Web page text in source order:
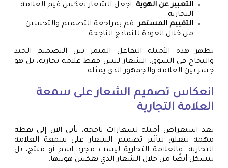
التعبير عن الهوية: اجعل الشعار يعكس قيم العلامة
التجارية.
التقييم المستمر: قم بمراجعة التصميم والتحسين
من خلال العودة للنماذج الناجحة.
تظهر هذه الأمثلة التفاعل المثمر بين التصميم الجيد
والنجاح في السوق. الشعار ليس فقط علامة تجارية، بل هو
جسر بين العلامة والجمهور الذي يمثله.
انعكاس تصميم الشعار على سمعة
العلامة التجارية
بعد استعراض أمثلة لشعارات ناجحة، نأتي الآن إلى نقطة
مهمة تتعلق بتأثير تصميم الشعار على سمعة العلامة
التجارية. فالعلامة التجارية ليست مجرد اسم أو منتج، بل
تتشكل أيضًا من خلال الشعار الذي يعكس هويتها.